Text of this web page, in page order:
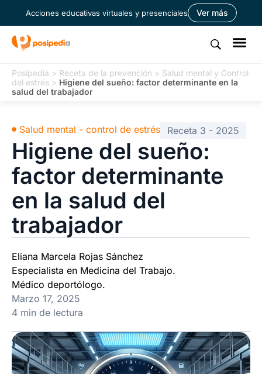
Acciones educativas virtuales y presenciales Ver más
Posipedia > Receta de la prevención > Salud mental y Control
del estrés > Higiene del sueño: factor determinante en la
salud del trabajador
Eliana Marcela Rojas Sánchez
Especialista en Medicina del Trabajo.
Médico deportólogo.
Marzo 17, 2025
4 min de lectura
Salud mental - control de estrés Receta 3 - 2025
Higiene del sueño:
factor determinante
en la salud del
trabajador